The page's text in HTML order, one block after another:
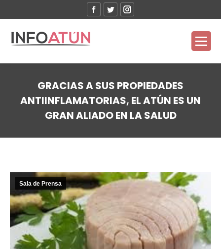
Facebook
Twitter
GRACIAS A SUS PROPIEDADES
ANTIINFLAMATORIAS, EL ATÚN ES UN
GRAN ALIADO EN LA SALUD
Sala de Prensa